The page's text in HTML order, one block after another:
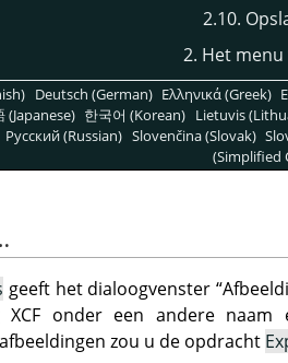
2.10.
2. Het menu
Deutsch (German) Ελληνικά (Greek)
(Japanese) 한국어 (Korean) Lietuvis
Pусский (Russian) Slovenčina (Slovak)
(Simplified
geeft het dialoogvenster“
XCF onder een andere
zou u de opdracht